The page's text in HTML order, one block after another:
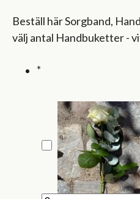
Beställ här Sorgband,
välj antal Handbuketter -
*